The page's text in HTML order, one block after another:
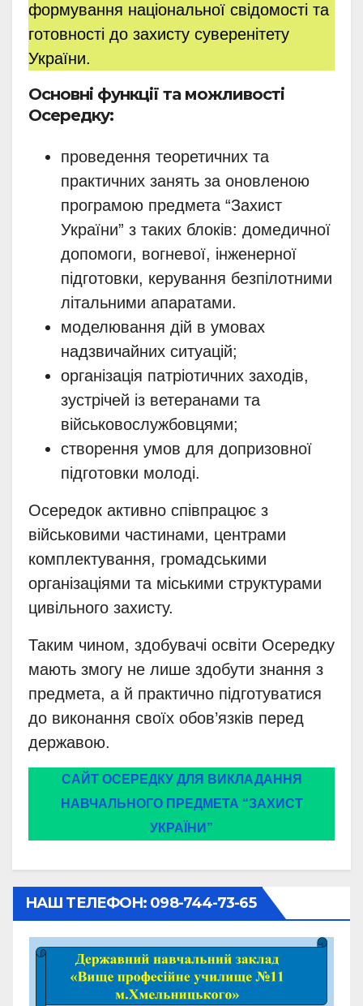
формування національної свідомості та
готовності до захисту суверенітету
України.
Основні функції та можливості
Осередку:
проведення теоретичних та
практичних занять за оновленою
програмою предмета “Захист
України” з таких блоків: домедичної
допомоги, вогневої, інженерної
підготовки, керування безпілотними
літальними апаратами.
моделювання дій в умовах
надзвичайних ситуацій;
організація патріотичних заходів,
зустрічей із ветеранами та
військовослужбовцями;
створення умов для допризовної
підготовки молоді.
Осередок активно співпрацює з
військовими частинами, центрами
комплектування, громадськими
організаціями та міськими структурами
цивільного захисту.
Таким чином, здобувачі освіти Осередку
мають змогу не лише здобути знання з
предмета, а й практично підготуватися
до виконання своїх обов’язків перед
державою.
САЙТ ОСЕРЕДКУ ДЛЯ ВИКЛАДАННЯ
НАВЧАЛЬНОГО ПРЕДМЕТА “ЗАХИСТ
УКРАЇНИ”
НАШ ТЕЛЕФОН: 098-744-73-65